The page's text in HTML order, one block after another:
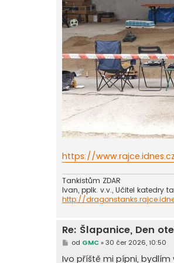
https://
Tankistům ZDAR
Ivan, pplk. v.v., Učitel katedry
http://
Re: Šlapanice, Den
P
í
od GMC»30 čer 2026, 10:50
Ivo příště mi pípni, bydlím